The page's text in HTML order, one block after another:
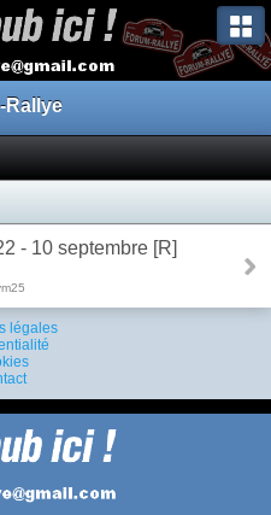
Rallye
- 10 septembre [R]
légales